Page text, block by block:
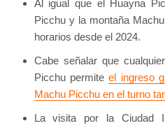
Al igual que el Huayna
Picchu y la montaña
horarios desde el 2024.
Cabe señalar que
Picchu permiteel ingreso
Machu Picchu en el turno
La visita por la Ciudad